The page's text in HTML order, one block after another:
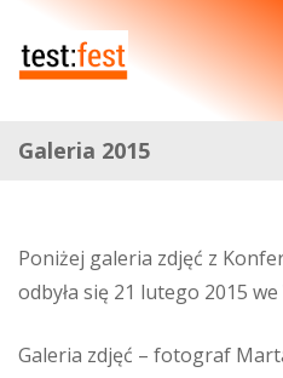
Galeria 2015
Poniżej galeria zdjęć z
odbyła się 21 lutego 2015 we
Galeria zdjęć – fotograf